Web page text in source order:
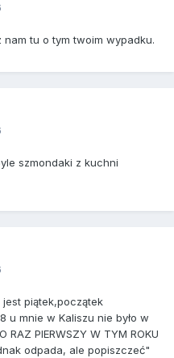
tu o tym twoim wypadku.
szmondaki z kuchni
piątek,początek
u mnie w Kaliszu nie było w
PIERWSZY W TYM ROKU
odpada, ale popiszczeć"